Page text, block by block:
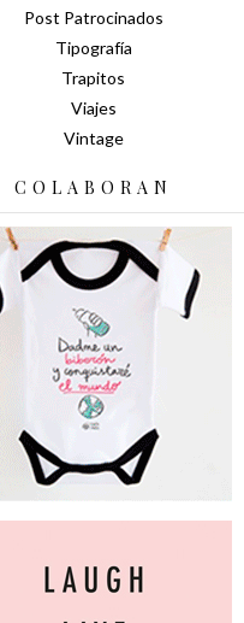
Post Patrocinados
Tipografía
Trapitos
Viajes
Vintage
COLABORAN